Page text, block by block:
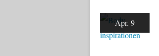
Apr. 9